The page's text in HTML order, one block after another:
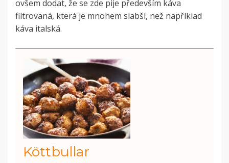
ovšem dodat, že se zde pije především káva
filtrovaná, která je mnohem slabší, než například
káva italská.
Köttbullar